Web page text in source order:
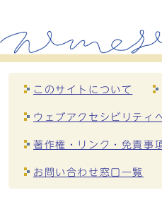
このサイトについて
ウェブアクセシビリティ
著作権・リンク・免責事
お問い合わせ窓口一覧